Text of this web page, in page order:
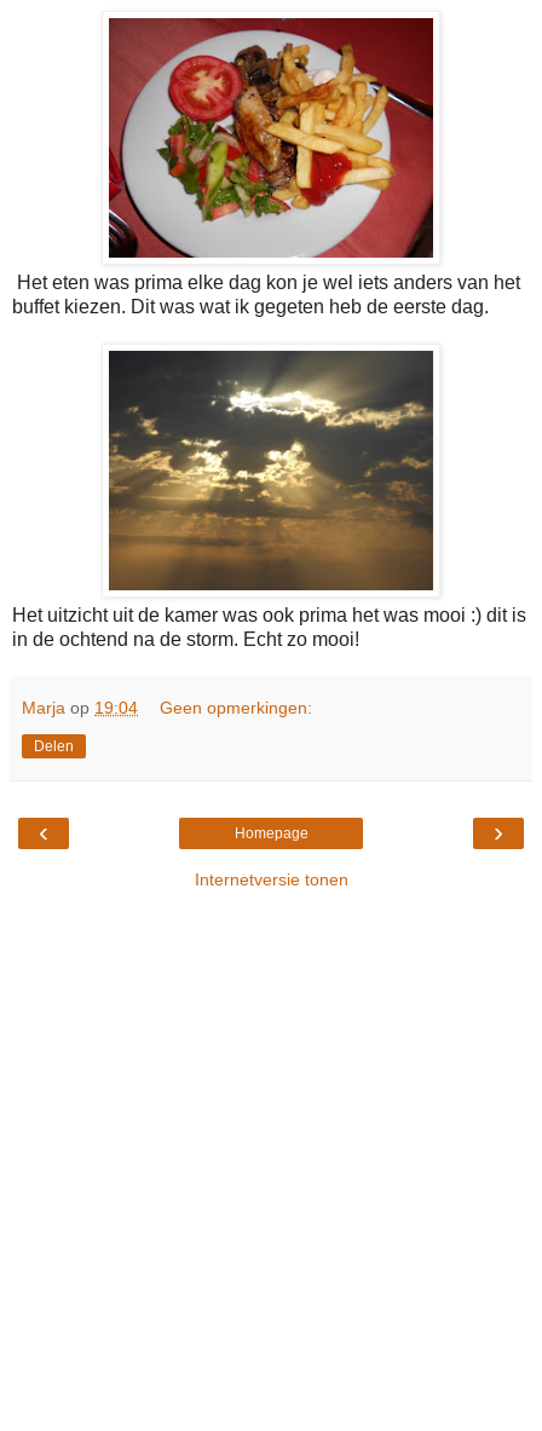
Het eten was prima elke dag kon je wel iets anders van het
buffet kiezen. Dit was wat ik gegeten heb de eerste dag.
Het uitzicht uit de kamer was ook prima het was mooi :) dit is
in de ochtend na de storm. Echt zo mooi!
Marja op 19:04 Geen opmerkingen:
Delen
‹ ›
Homepage
Internetversie tonen